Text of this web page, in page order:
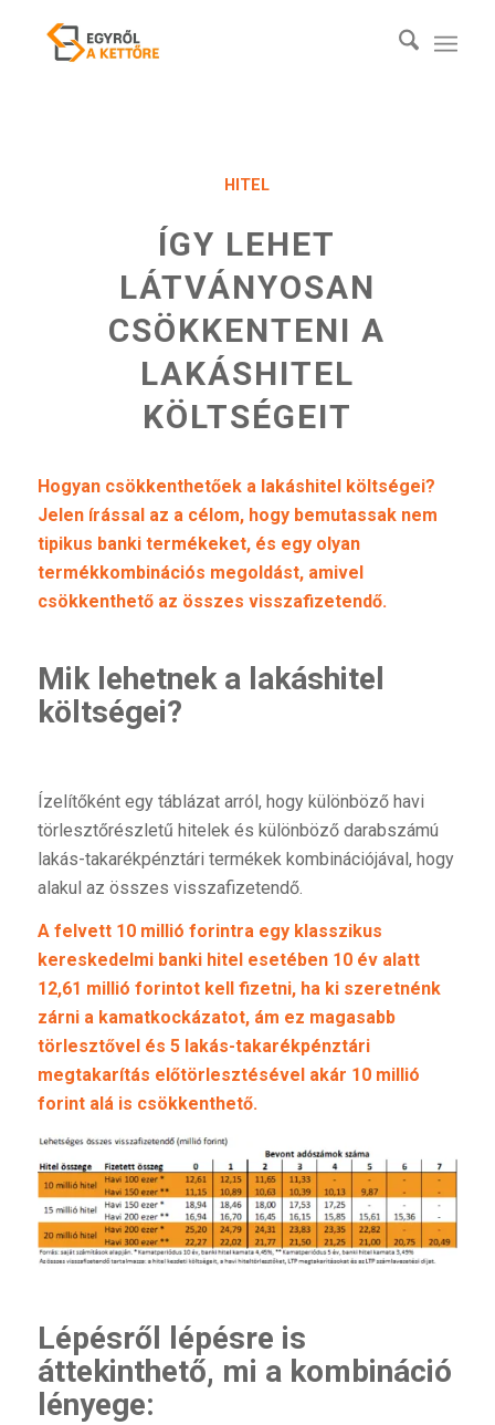
HITEL
ÍGY LEHET
LÁTVÁNYOSAN
CSÖKKENTENI A
LAKÁSHITEL
KÖLTSÉGEIT
Hogyan csökkenthetőek a lakáshitel költségei?
Jelen írással az a célom, hogy bemutassak nem
tipikus banki termékeket, és egy olyan
termékkombinációs megoldást, amivel
csökkenthető az összes visszafizetendő.
Mik lehetnek a lakáshitel
költségei?
Ízelítőként egy táblázat arról, hogy különböző havi
törlesztőrészletű hitelek és különböző darabszámú
lakás-takarékpénztári termékek kombinációjával, hogy
alakul az összes visszafizetendő.
A felvett 10 millió forintra egy klasszikus
kereskedelmi banki hitel esetében 10 év alatt
12,61 millió forintot kell fizetni, ha ki szeretnénk
zárni a kamatkockázatot, ám ez magasabb
törlesztővel és 5 lakás-takarékpénztári
megtakarítás előtörlesztésével akár 10 millió
forint alá is csökkenthető.
Lépésről lépésre is
áttekinthető, mi a kombináció
lényege: